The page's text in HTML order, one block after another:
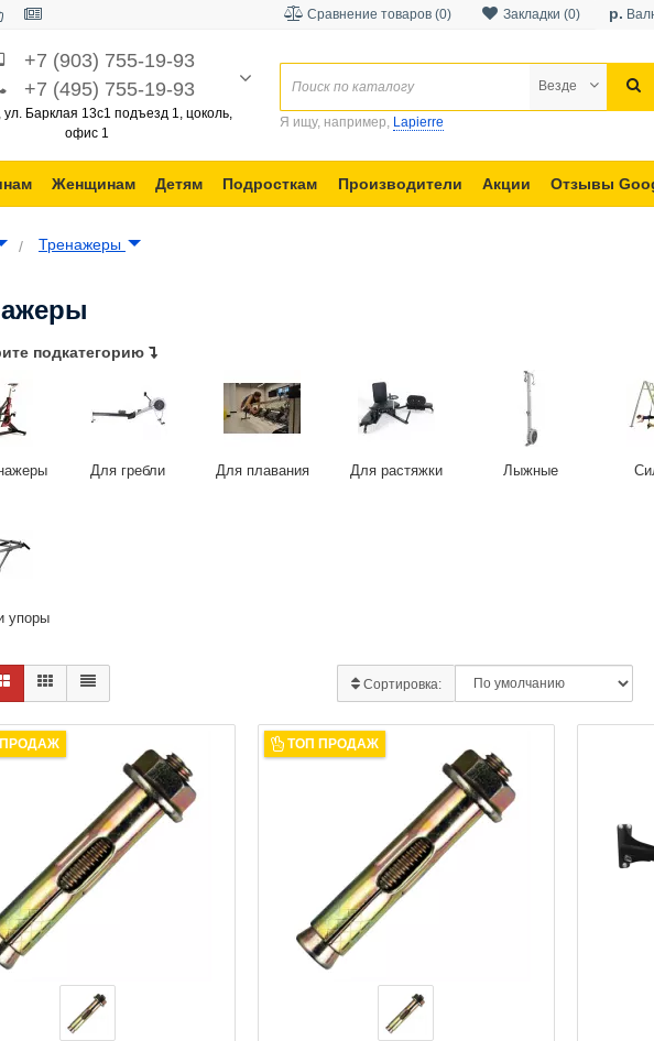
р.
Закладки (0)
Сравнение товаров (0)
+7 (903) 755-19-93
+7 (495) 755-19-93
ул. Барклая 13с1 подъезд 1, цоколь,
офис 1
Везде
Я ищу, например, Lapierre
Женщинам Детям Подросткам Производители Акции Отзывы
Тренажеры
подкатегорию
Для гребли Для плавания Для растяжки Лыжные
упоры
Сортировка:
ТОП ПРОДАЖ